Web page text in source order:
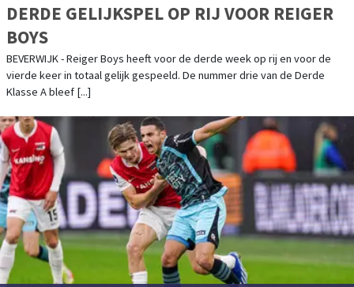
DERDE GELIJKSPEL OP RIJ VOOR REIGER
BOYS
BEVERWIJK - Reiger Boys heeft voor de derde week op rij en voor de
vierde keer in totaal gelijk gespeeld. De nummer drie van de Derde
Klasse A bleef [...]